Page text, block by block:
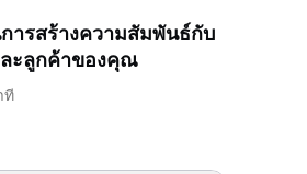
ารสร้างความสัมพันธ์กับ
ะลูกค้าของคุณ
ที